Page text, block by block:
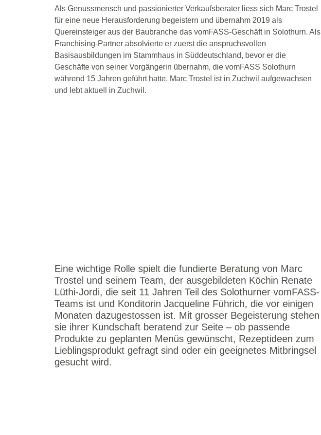
Als Genussmensch und passionierter Verkaufsberater liess sich Marc Trostel
für eine neue Herausforderung begeistern und übernahm 2019 als
Quereinsteiger aus der Baubranche das vomFASS-Geschäft in Solothurn. Als
Franchising-Partner absolvierte er zuerst die anspruchsvollen
Basisausbildungen im Stammhaus in Süddeutschland, bevor er die
Geschäfte von seiner Vorgängerin übernahm, die vomFASS Solothurn
während 15 Jahren geführt hatte. Marc Trostel ist in Zuchwil aufgewachsen
und lebt aktuell in Zuchwil.
Eine wichtige Rolle spielt die fundierte Beratung von Marc
Trostel und seinem Team, der ausgebildeten Köchin Renate
Lüthi-Jordi, die seit 11 Jahren Teil des Solothurner vomFASS-
Teams ist und Konditorin Jacqueline Führich, die vor einigen
Monaten dazugestossen ist. Mit grosser Begeisterung stehen
sie ihrer Kundschaft beratend zur Seite – ob passende
Produkte zu geplanten Menüs gewünscht, Rezeptideen zum
Lieblingsprodukt gefragt sind oder ein geeignetes Mitbringsel
gesucht wird.